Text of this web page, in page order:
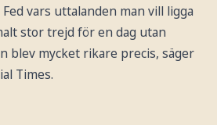
vars uttalanden man vill ligga
stor trejd för en dag utan
blev mycket rikare precis, säger
Times.